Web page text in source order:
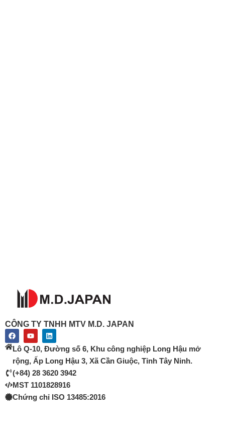
CÔNG TY TNHH MTV M.D. JAPAN
F
a
c
e
b
o
k
Y
o
u
t
u
b
e
L
i
n
k
e
i
n
Lô Q-10, Đường số 6, Khu công nghiệp Long Hậu mở
rộng, Ấp Long Hậu 3, Xã Cần Giuộc, Tỉnh Tây Ninh.
(+84) 28 3620 3942
MST 1101828916
Chứng chỉ ISO 13485:2016